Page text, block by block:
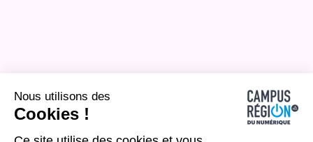
Nous utilisons des
Cookies !